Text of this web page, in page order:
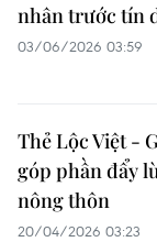
nhân trước tín
03/06/2026 03:59
Thẻ Lộc Việt -
góp phần đẩy
nông thôn
20/04/2026 03:23